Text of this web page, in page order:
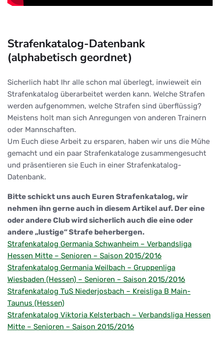
Strafenkatalog-Datenbank
(alphabetisch geordnet)
Sicherlich habt Ihr alle schon mal überlegt, inwieweit ein
Strafenkatalog überarbeitet werden kann. Welche Strafen
werden aufgenommen, welche Strafen sind überflüssig?
Meistens holt man sich Anregungen von anderen Trainern
oder Mannschaften.
Um Euch diese Arbeit zu ersparen, haben wir uns die Mühe
gemacht und ein paar Strafenkataloge zusammengesucht
und präsentieren sie Euch in einer Strafenkatalog-
Datenbank.
Bitte schickt uns auch Euren Strafenkatalog, wir
nehmen ihn gerne auch in diesem Artikel auf. Der eine
oder andere Club wird sicherlich auch die eine oder
andere „lustige“ Strafe beherbergen.
Strafenkatalog Germania Schwanheim – Verbandsliga
Hessen Mitte – Senioren – Saison 2015/2016
Strafenkatalog Germania Weilbach – Gruppenliga
Wiesbaden (Hessen) – Senioren – Saison 2015/2016
Strafenkatalog TuS Niederjosbach – Kreisliga B Main-
Taunus (Hessen)
Strafenkatalog Viktoria Kelsterbach – Verbandsliga Hessen
Mitte – Senioren – Saison 2015/2016